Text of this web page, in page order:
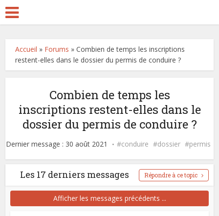
Accueil » Forums »Combien de temps les inscriptions
restent-elles dans le dossier du permis de conduire ?
Combien de temps les
inscriptions restent-elles dans le
dossier du permis de conduire ?
Dernier message : 30 août 2021 conduire dossier permis
Les 17 derniers messages Répondre à ce topic
Afficher les messages précédents ...